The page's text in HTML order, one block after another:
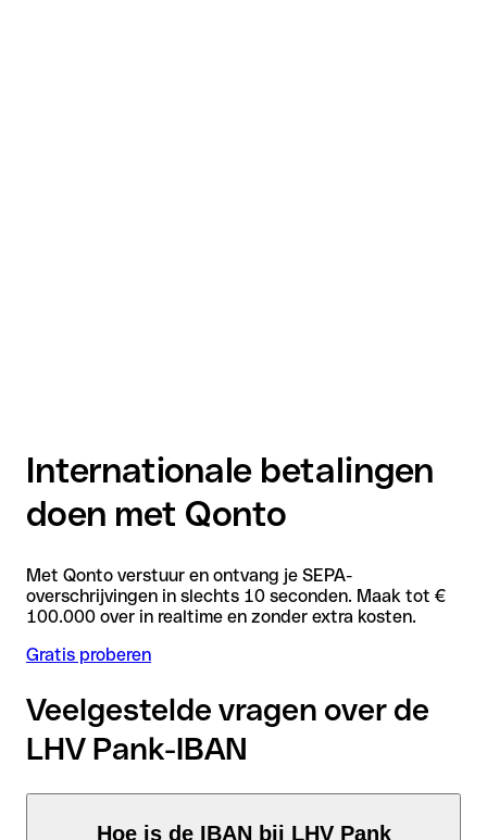
Internationale betalingen
doen met Qonto
Met Qonto verstuur en ontvang je SEPA-
overschrijvingen in slechts 10 seconden. Maak tot €
100.000 over in realtime en zonder extra kosten.
Gratis proberen
Veelgestelde vragen over de
LHV Pank-IBAN
Hoe is de IBAN bij LHV Pank